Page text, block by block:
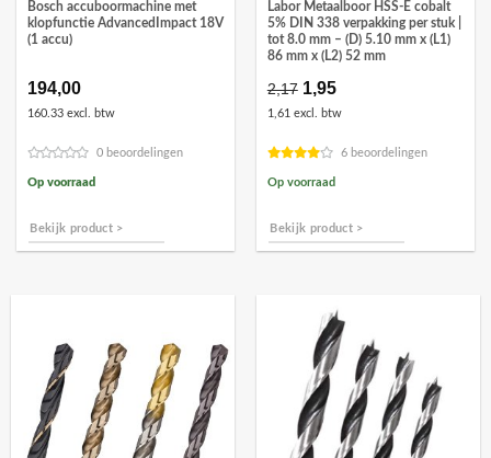
Bosch accuboormachine met
klopfunctie AdvancedImpact 18V
(1 accu)
194,00
160.33 excl. btw
0 beoordelingen
Op voorraad
Bekijk product >
Labor Metaalboor HSS-E cobalt
5% DIN 338 verpakking per stuk |
tot 8.0 mm – (D) 5.10 mm x (L1)
86 mm x (L2) 52 mm
2,17 Oorspronkelijke
prijs
was:
1,95Huidige
is:
1,61 excl. btw
6 beoordelingen
Op voorraad
Bekijk product >